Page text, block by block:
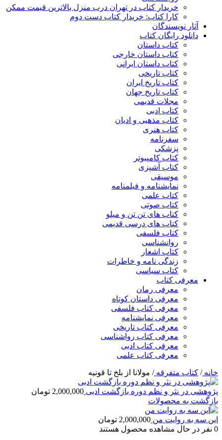
خریدار کتاب در تهران درب منزل بالاترین قیمت ممکن
کارا کتاب: خریدار کتاب دست دوم
آثار نویسندگان
دانلود رایگان کتاب
کتاب داستان
کتاب داستان خارجی
کتاب داستان ایرانی
کتاب تاریخی
کتاب تاریخ ایران
کتاب تاریخ جهان
مجلات قدیمی
کتاب ادبی
کتاب مذهبی و ادیان
کتاب هنری
سفرنامه
پزشکی
کتاب کامپیوتر
کتاب آشپزی
موسیقی
نمایشنامه و فیلمنامه
کتاب علمی
کتاب صوتی
کتاب های تن تن و میلو
کتاب های درسی قدیمی
کتاب فلسفی
روانشناسی
کتاب اشعار
زندگی نامه و خاطرات
کتاب سیاسی
معرفی کتاب
معرفی رمان
معرفی داستان کوتاه
معرفی کتاب فلسفی
معرفی نمایشنامه
معرفی کتاب تاریخی
معرفی کتاب رواشناسی
معرفی کتاب ادبی
معرفی کتاب علمی
خانه/ کتاب متفرقه/ مولانا از بلخ تا قونیه
پژوهشی در نثر و نظم دوره بازگشت ادبی 2,000,000 تومان
بازگشت به محصولات
این سه به روایت من 2,000,000 تومان
0 نفر در حال مشاهده محصول هستند